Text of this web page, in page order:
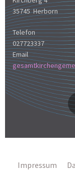
35745 Herborn
Telefon
027723337
Email
Impressum